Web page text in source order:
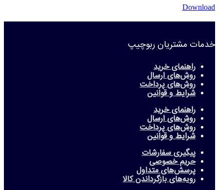
Download
خدمات مشتریان ربوچیپ
راهنمای خرید
روش‌های ارسال
روش‌های پرداخت
شرایط و قوانین
راهنمای خرید
روش‌های ارسال
روش‌های پرداخت
شرایط و قوانین
پیگیری سفارشات
حریم خصوصی
پرسش‌های متداول
رویه‌های بازگرداندن کالا